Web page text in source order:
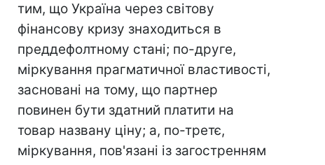
тим, що Україна через світову
фінансову кризу знаходиться в
преддефолтному стані; по-друге,
міркування прагматичної властивості,
засновані на тому, що партнер
повинен бути здатний платити на
товар названу ціну; а, по-третє,
міркування, пов'язані із загостренням